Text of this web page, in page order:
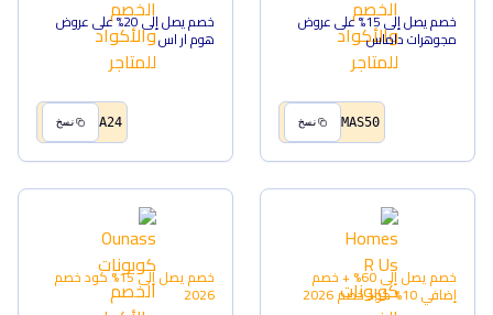
خصم يصل إلى 15% على عروض
مجوهرات داماس
MAS50 نسخ
خصم يصل إلى 20% على عروض
هوم ار اس
A24 نسخ
خصم يصل إلى 60% + خصم
إضافي 10% كود خصم2026
خصم يصل إلى 15% كود خصم
2026